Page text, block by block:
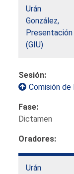
Urán
González,
Presentación
(GIU)
Sesión:
Comisión
Fase:
Dictamen
Oradores:
Urán